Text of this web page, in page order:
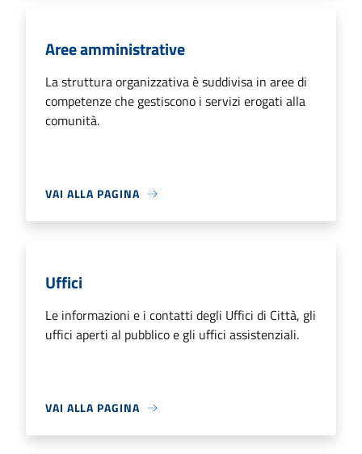
Aree amministrative
La struttura organizzativa è suddivisa in aree di
competenze che gestiscono i servizi erogati alla
comunità.
VAI ALLA PAGINA
Uffici
Le informazioni e i contatti degli Uffici di Città, gli
uffici aperti al pubblico e gli uffici assistenziali.
VAI ALLA PAGINA